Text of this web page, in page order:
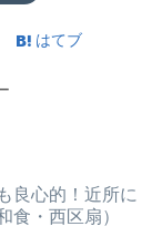
はてブ
良心的！近所に
食・西区扇）